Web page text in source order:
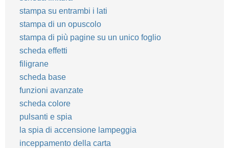
stampa su entrambi i lati
stampa di un opuscolo
stampa di più pagine su un unico foglio
scheda effetti
filigrane
scheda base
funzioni avanzate
scheda colore
pulsanti e spia
la spia di accensione lampeggia
inceppamento della carta